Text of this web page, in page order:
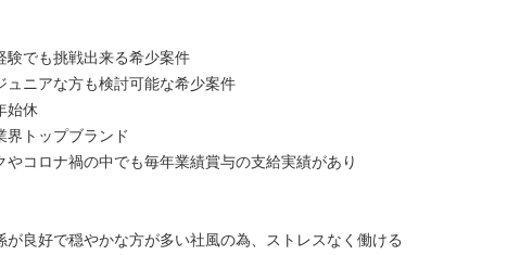
験でも挑戦出来る希少案件
ュニアな方も検討可能な希少案件
始休
界トップブランド
やコロナ禍の中でも毎年業績賞与の支給実績があり
が良好で穏やかな方が多い社風の為、ストレスなく働ける